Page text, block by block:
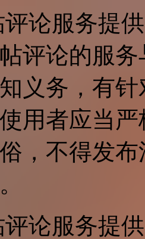
论服务提
评论的服
义务，有
用者应当
，不得发
论服务提